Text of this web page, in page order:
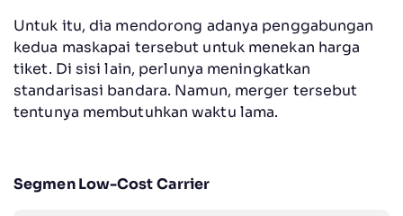
Untuk itu, dia mendorong adanya penggabungan
kedua maskapai tersebut untuk menekan harga
tiket. Di sisi lain, perlunya meningkatkan
standarisasi bandara. Namun, merger tersebut
tentunya membutuhkan waktu lama.
Segmen Low-Cost Carrier